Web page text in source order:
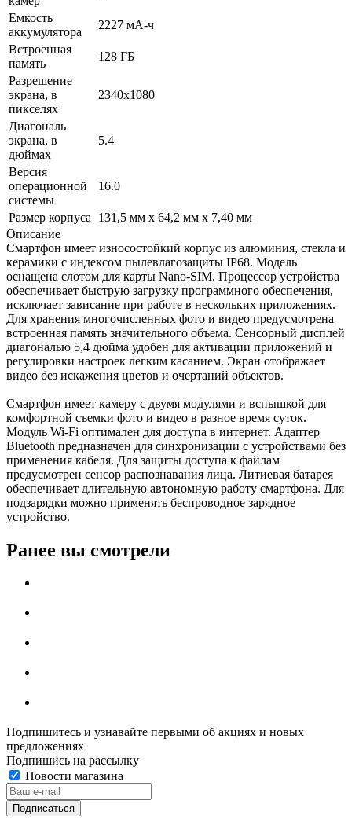
Емкость
аккумулятора
2227 мА-ч
Встроенная
память
128 ГБ
Разрешение
экрана, в
пикселях
2340х1080
Диагональ
экрана, в
дюймах
5.4
Версия
операционной
системы
16.0
Размер корпуса
131,5 мм х 64,2 мм х 7,40 мм
Описание
Смартфон имеет износостойкий корпус из алюминия, стекла и
керамики с индексом пылевлагозащиты IP68. Модель
оснащена слотом для карты Nano-SIM. Процессор устройства
обеспечивает быструю загрузку программного обеспечения,
исключает зависание при работе в нескольких приложениях.
Для хранения многочисленных фото и видео предусмотрена
встроенная память значительного объема. Сенсорный дисплей
диагональю 5,4 дюйма удобен для активации приложений и
регулировки настроек легким касанием. Экран отображает
видео без искажения цветов и очертаний объектов.
Смартфон имеет камеру с двумя модулями и вспышкой для
комфортной съемки фото и видео в разное время суток.
Модуль Wi-Fi оптимален для доступа в интернет. Адаптер
Bluetooth предназначен для синхронизации с устройствами без
применения кабеля. Для защиты доступа к файлам
предусмотрен сенсор распознавания лица. Литиевая батарея
обеспечивает длительную автономную работу смартфона. Для
подзарядки можно применять беспроводное зарядное
устройство.
Ранее вы смотрели
Подпишитесь и узнавайте первыми об акциях и новых
предложениях
Подпишись на рассылку
Новости магазина